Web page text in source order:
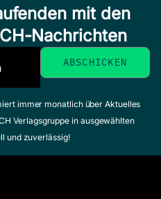
mit den
Nachrichten
immer monatlich über Aktuelles
Verlagsgruppe in ausgewählten
und zuverlässig!